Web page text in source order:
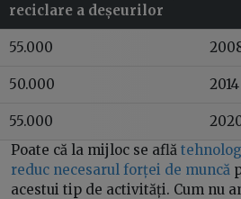
reciclare a deșeurilor
55.000
50.000 2014
55.000
Poate că la mijloc se află
reduc necesarul forței de muncă
acestui tip de activități. Cum nu